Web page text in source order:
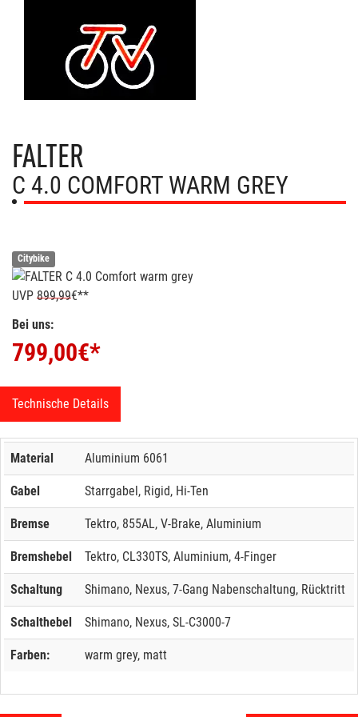
FALTER
C 4.0 COMFORT WARM GREY
Citybike
UVP 899,99€**
Bei uns:
799,00€*
Technische Details
Material Aluminium 6061
Gabel Starrgabel, Rigid, Hi-Ten
Bremse Tektro, 855AL, V-Brake, Aluminium
Bremshebel Tektro, CL330TS, Aluminium, 4-Finger
Schaltung Shimano, Nexus, 7-Gang Nabenschaltung, Rücktritt
Schalthebel Shimano, Nexus, SL-C3000-7
Farben: warm grey, matt